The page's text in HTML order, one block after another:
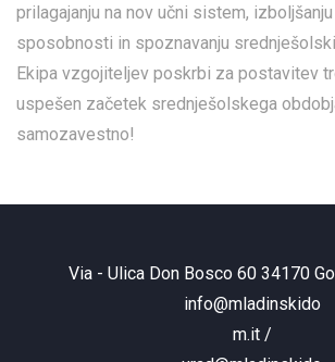
prilagajanju na nov učni sistem,
sposobnosti in spoznavanju
Ekipa vzgojiteljev poskrbi za postavitev
uspešen začetek srednješolskega
samozavestno!
Via - Ulica Don Bosco 60 34170
info@mladinskido
m.it/